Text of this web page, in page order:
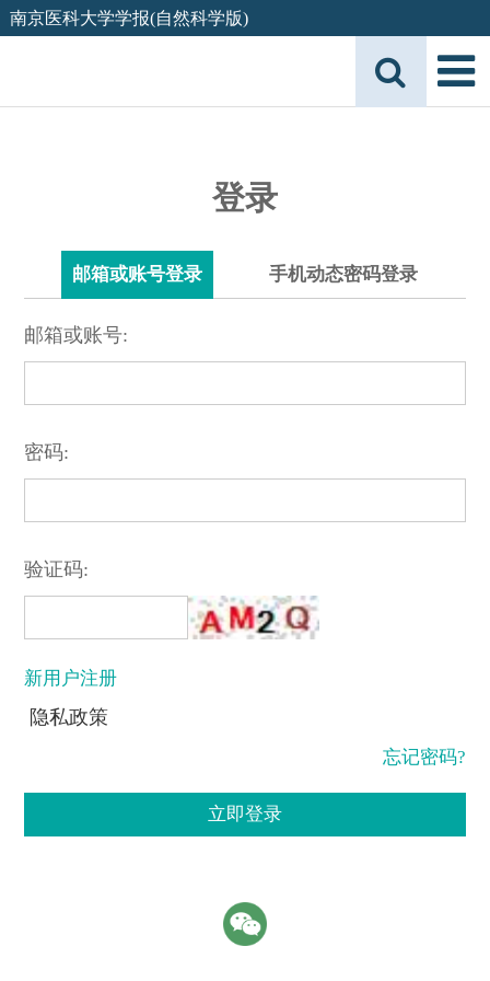
南京医科大学学报(自然科学版)
登录
邮箱或账号登录 手机动态密码登录
邮箱或账号:
密码:
验证码:
新用户注册
隐私政策
忘记密码?
立即登录